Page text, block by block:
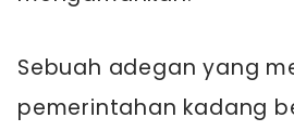
Sebuah adegan yang
pemerintahan kadang